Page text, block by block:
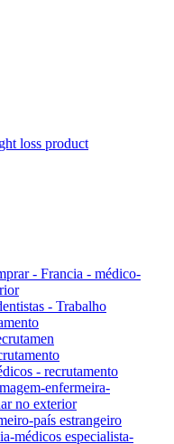
loss product
- Francia - médico-
- Trabalho
- recrutamento
enfermeira-
no exterior
país estrangeiro
médicos especialista-